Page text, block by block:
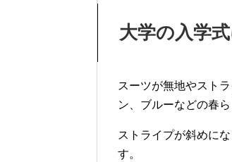
大学の入学
スーツが無地やスト
ン、ブルーなどの春
ストライプが斜めに
す。